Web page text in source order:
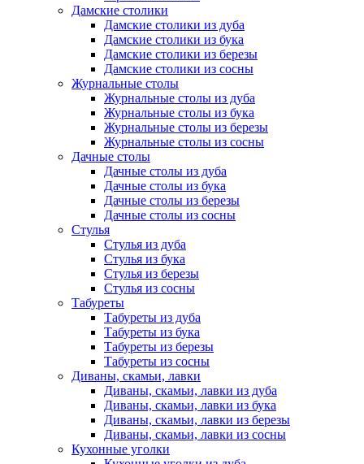
Дамские столики
Дамские столики из дуба
Дамские столики из бука
Дамские столики из березы
Дамские столики из сосны
Журнальные столы
Журнальные столы из дуба
Журнальные столы из бука
Журнальные столы из березы
Журнальные столы из сосны
Дачные столы
Дачные столы из дуба
Дачные столы из бука
Дачные столы из березы
Дачные столы из сосны
Стулья
Стулья из дуба
Стулья из бука
Стулья из березы
Стулья из сосны
Табуреты
Табуреты из дуба
Табуреты из бука
Табуреты из березы
Табуреты из сосны
Диваны, скамьи, лавки
Диваны, скамьи, лавки из дуба
Диваны, скамьи, лавки из бука
Диваны, скамьи, лавки из березы
Диваны, скамьи, лавки из сосны
Кухонные уголки